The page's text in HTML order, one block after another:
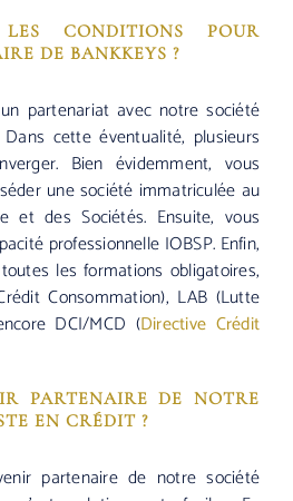
CONDITIONS POUR
DE BANKKEYS ?
partenariat avec notre société
cette éventualité, plusieurs
Bien évidemment, vous
une société immatriculée au
et des Sociétés. Ensuite, vous
professionnelle IOBSP. Enfin,
les formations obligatoires,
Consommation), LAB (Lutte
DCI/MCD (Directive Crédit
PARTENAIRE DE NOTRE
EN CRÉDIT ?
partenaire de notre société